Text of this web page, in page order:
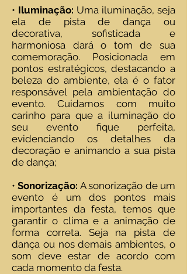
• Iluminação: Uma iluminação, seja
ela de pista de dança ou
decorativa, sofisticada e
harmoniosa dará o tom de sua
comemoração. Posicionada em
pontos estratégicos, destacando a
beleza do ambiente, ela é o fator
responsável pela ambientação do
evento. Cuidamos com muito
carinho para que a iluminação do
seu evento fique perfeita,
evidenciando os detalhes da
decoração e animando a sua pista
de dança;
•Sonorização: A sonorização de um
evento é um dos pontos mais
importantes da festa, temos que
garantir o clima e a animação de
forma correta. Seja na pista de
dança ou nos demais ambientes, o
som deve estar de acordo com
cada momento da festa.